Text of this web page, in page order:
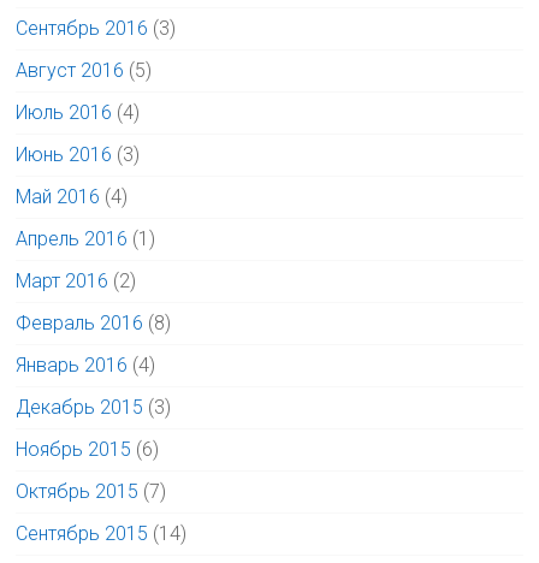
Сентябрь 2016 (3)
Август 2016 (5)
Июль 2016 (4)
Июнь 2016 (3)
Май 2016 (4)
Апрель 2016 (1)
Март 2016 (2)
Февраль 2016 (8)
Январь 2016 (4)
Декабрь 2015 (3)
Ноябрь 2015 (6)
Октябрь 2015 (7)
Сентябрь 2015 (14)